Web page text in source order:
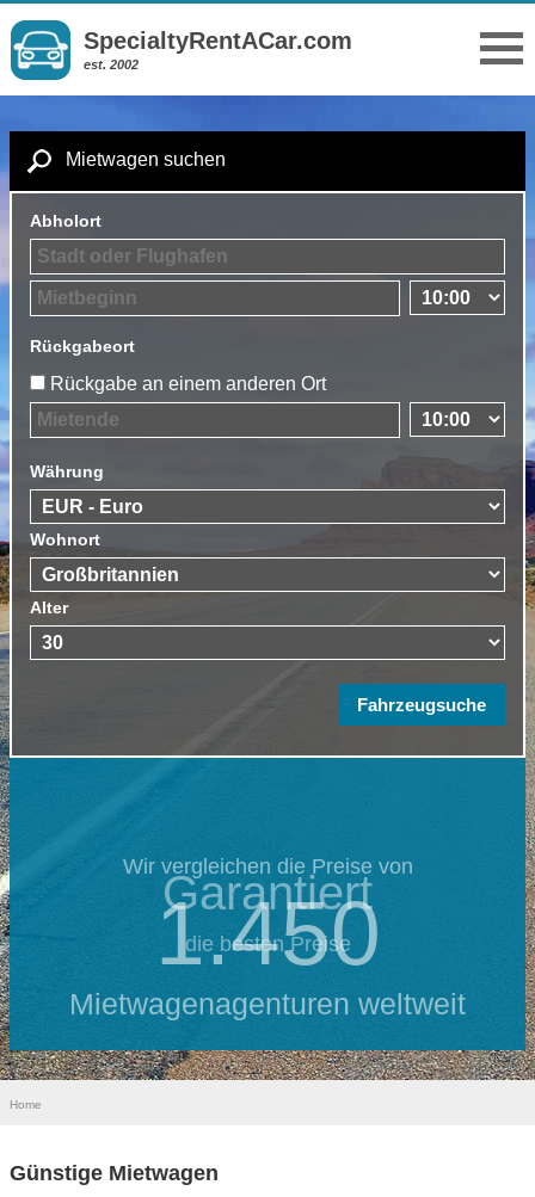
SpecialtyRentACar.com
est. 2002
Mietwagen suchen
Abholort
Rückgabeort
Rückgabe an einem anderen Ort
Währung
Wohnort
Alter
Wir vergleichen die Preise von
1.450
Mietwagenagenturen weltweit
Garantiert
die besten Preise
Home
Günstige Mietwagen